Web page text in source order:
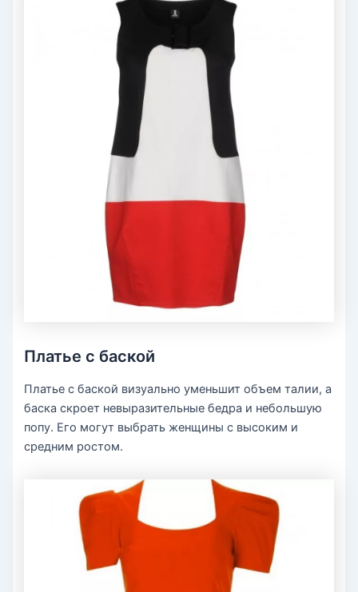
Платье с баской
Платье с баской визуально уменьшит объем талии, а
баска скроет невыразительные бедра и небольшую
попу. Его могут выбрать женщины с высоким и
средним ростом.